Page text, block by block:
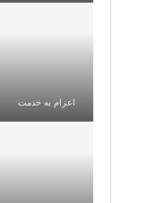
اعزام به خدمت